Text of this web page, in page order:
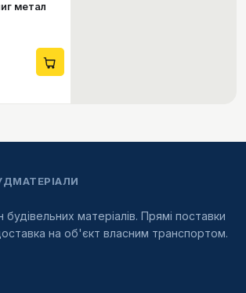
метал
будівельних матеріалів. Прямі поставки
на об'єкт власним транспортом.